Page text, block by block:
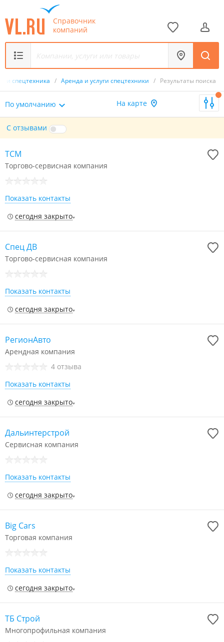
Справочник
компаний
и спецтехника / Аренда и услуги спецтехники / Результаты поиска
По умолчанию На карте
С отзывами
ТСМ
Торгово-сервисная компания
Показать контакты
сегодня закрыто
Спец ДВ
Торгово-сервисная компания
Показать контакты
сегодня закрыто
РегионАвто
Арендная компания
4 отзыва
Показать контакты
сегодня закрыто
Дальинтерстрой
Сервисная компания
Показать контакты
сегодня закрыто
Big Cars
Торговая компания
Показать контакты
сегодня закрыто
ТБ Строй
Многопрофильная компания